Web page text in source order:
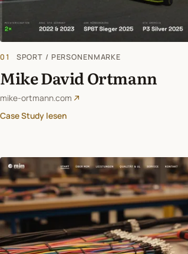
01 SPORT / PERSONENMARKE
Mike David Ortmann
mike-ortmann.com
Case Study lesen